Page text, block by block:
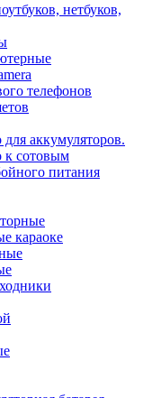
нетбуков,
телефонов
для аккумуляторов.
к сотовым
питания
караоке